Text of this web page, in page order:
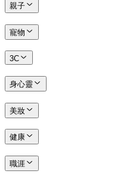
親子
寵物
3C
身心靈
美妝
健康
職涯